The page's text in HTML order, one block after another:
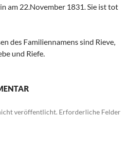
am 22.November 1831. Sie ist tot
des Familiennamens sind Rieve,
und Riefe.
veröffentlicht. Erforderliche Felder